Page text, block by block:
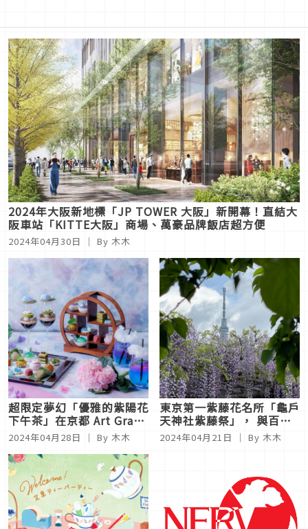
2024年大阪新地標「JP TOWER 大阪」新開幕！直結大
阪車站「KITTE大阪」商場、萬豪品牌飯店超方便
2024年04月30日 ｜ By 木木
超限定夢幻「優雅的紫陽花
下午茶」在京都 Art Grace
Wedding Hills 綻放！
2024年04月28日 ｜ By 木木
東京第一紫藤花名所「龜戶
天神社紫藤祭」， 與百年
甜點名店推出的紫色甜點一
同感受紫色爛漫！
2024年04月21日 ｜ By 木木